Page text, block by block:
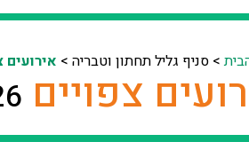
>סניף גליל תחתון וטבריה > אירועים
צפויים